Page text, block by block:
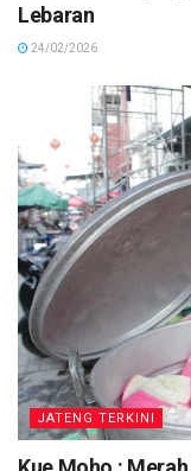
Lebaran
24/02/2026
JATENG TERKINI